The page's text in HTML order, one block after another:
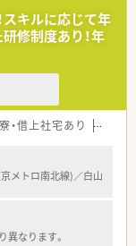
手のグループで、調
スケア事業を推進し
いう理念のもと、地
よる効率化を両立
統合により、売上高
プクラスの企業法人
などの最新機器を
な体調不良や家庭の
スキルに応じて年
修制度あり！年
寮・借上社宅あり 教育制
メトロ南北線)／白山
異なります。